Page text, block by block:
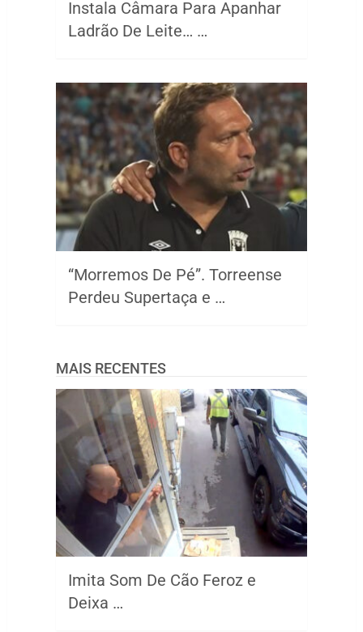
Instala Câmara Para Apanhar
Ladrão De Leite… …
“Morremos De Pé”. Torreense
Perdeu Supertaça e …
MAIS RECENTES
Imita Som De Cão Feroz e
Deixa …